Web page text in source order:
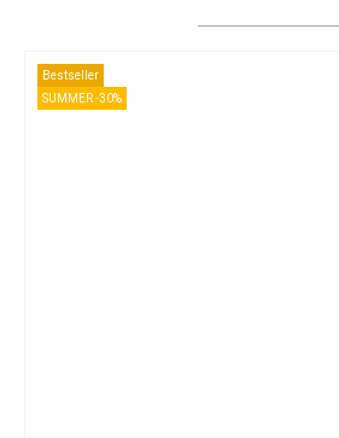
Bestseller
SUMMER -30%